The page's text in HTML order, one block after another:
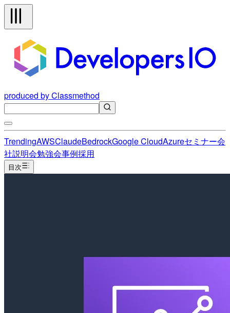
produced by Classmethod
TrendingAWSClaudeBedrockGoogle CloudAzureセミナー会
社説明会勉強会事例採用
目次